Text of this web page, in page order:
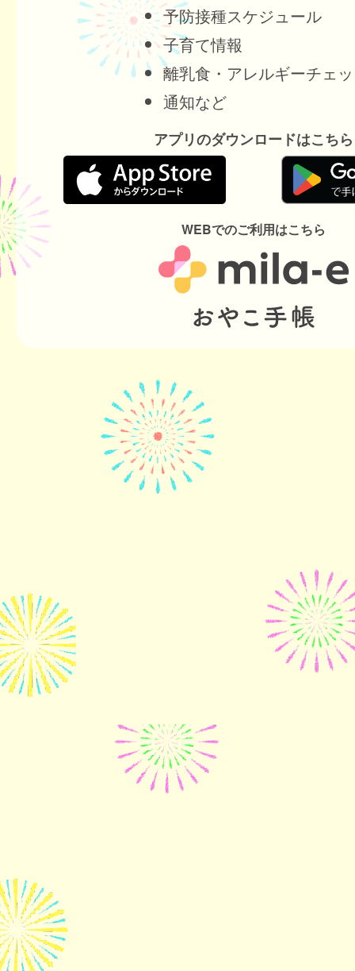
予防接種スケジュール
子育て情報
離乳食・アレルギーチェ
通知など
アプリのダウンロードはこちら
WEBでのご利用はこちら